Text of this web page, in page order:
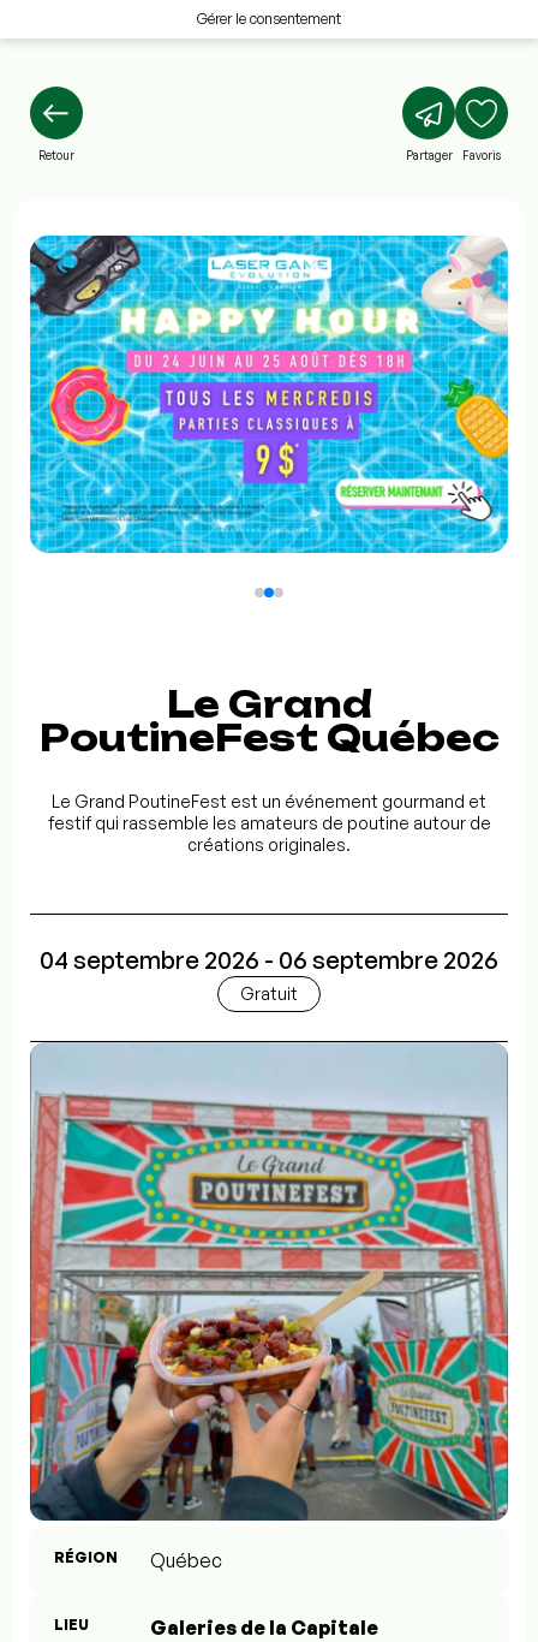
Gérer le consentement
Retour Partager Favoris
Le Grand
PoutineFest Québec
Le Grand PoutineFest est un événement gourmand et
festif qui rassemble les amateurs de poutine autour de
créations originales.
04 septembre 2026 - 06 septembre 2026
Gratuit
RÉGION Québec
LIEU
Galeries de la Capitale